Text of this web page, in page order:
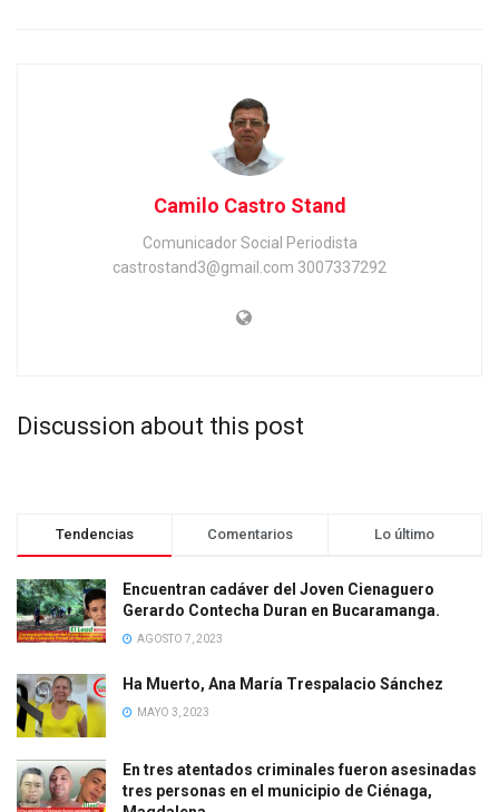
Camilo Castro Stand
Comunicador Social Periodista
castrostand3@gmail.com 3007337292
Discussion about this post
Tendencias Comentarios Lo último
Encuentran cadáver del Joven Cienaguero
Gerardo Contecha Duran en Bucaramanga.
AGOSTO 7, 2023
Ha Muerto, Ana María Trespalacio Sánchez
MAYO 3, 2023
En tres atentados criminales fueron asesinadas
tres personas en el municipio de Ciénaga,